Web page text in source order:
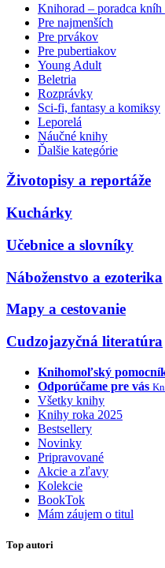
Knihorad – poradca kníh
Pre najmenších
Pre prvákov
Pre pubertiakov
Young Adult
Beletria
Rozprávky
Sci-fi, fantasy a komiksy
Leporelá
Náučné knihy
Ďalšie kategórie
Životopisy a reportáže
Kuchárky
Učebnice a slovníky
Náboženstvo a ezoterika
Mapy a cestovanie
Cudzojazyčná literatúra
Knihomoľský
Odporúčame pre vás
Všetky knihy
Knihy roka 2025
Bestsellery
Novinky
Pripravované
Akcie a zľavy
Kolekcie
BookTok
Mám záujem o titul
Top autori